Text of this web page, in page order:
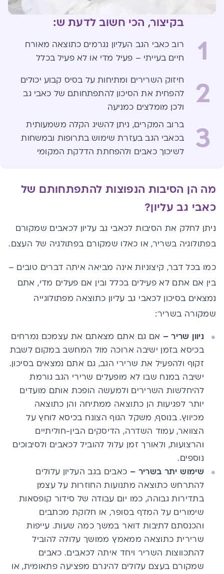
בקיצור, הכי חשוב לדעת ש:
1
רוב כאבי הגב העליון נגרמים כתוצאה מאורח
חיים בעייתי – פעיל מדי או לא פעיל בכלל
2
חיזוק השרירים ומתיחות על בסיס קבוע יכולים
להפחית את הסיכון להתפתחותם של כאבי גב
ולכן מומלצים כמניעה
3
ברוב המקרים, ניתן להשיג הקלה משמעותית
בכאבי הגב בעזרת שימוש בתרופות ובמשחות
לשיכוך כאבים ולהפחתת הדלקת המקומי
מה הן הסיבות הנפוצות להתפתחותם של
כאבי גב עליון?
ניתן לחלק את הסיבות לכאבי גב עליון לכאבים שמקורם
בפתולוגיה בשריר, או כאלו שמקורם בפתולגיה של העצם.
כמו בכל דבר, קיצוניות אינה מביאה איתה דברים טובים –
בין אם אתם לא פעילים בכלל ובין אם פעלים מדי, אתם
נמצאים בסיכון לכאבי גב עליון כתוצאה מפתולוגייה
שמקורה בשריר:
ניוון שריר – אם גם אתם מצאתם את עצמכם נמרחים
בכיסא בזמן ישיבה ארוכה מול המחשב במקום לשבת
זקוף ולהפעיל את שרירי הגב, גם אתם נמצאים בסיכון.
ישיבה במנח שבו לא מופעלים שרירי הגב גורמת
להיחלשות השרירים ולמעשה הופכת אותם מועדים
יותר לפגיעות הן כתוצאה ממתיחה והן כתוצאה
מכיווץ. בנוסף, משקל הגוף הצונח בכיסא לוחץ על
הצוואר, עמוד השדרה, הדיסקים הבין-חוליתיים
והרצועות, ולאורך זמן עלול להוביל לכאבים ולסיבוכים
נוספים.
שימוש יתר בשריר – כאבים בגב העליון עלולים
להתרחש כתוצאה מתנועות החוזרות על עצמן
בתדירות גבוהה, כמו יום עבודה של סידור קופסאות
שימורים על המדף בסופר, או חלוקת מכתבים
והכנסתם לתיבות דואר במשך כמה שעות. עייפות
שרירית כתוצאה ממאמץ ממושך עלולה להוביל
להתכווצות השריר ויחד איתה לכאבים. כאבים
שמקורם בעצם עלולים להיגרם מפציעה פתאומית, או